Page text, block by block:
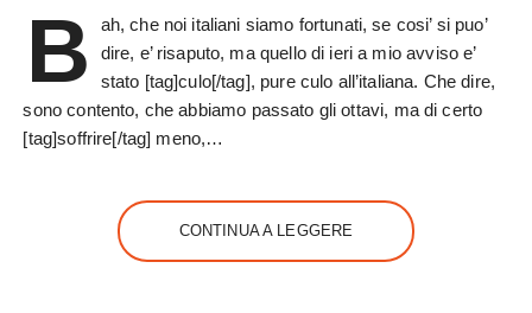
B
ah, che noi italiani siamo fortunati, se cosi’ si puo’
dire, e’ risaputo, ma quello di ieri a mio avviso e’
stato [tag]culo[/tag], pure culo all’italiana. Che dire,
sono contento, che abbiamo passato gli ottavi, ma di certo
[tag]soffrire[/tag] meno,…
CONTINUA A LEGGERE